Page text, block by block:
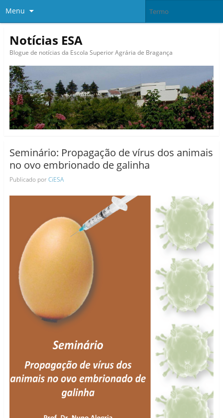
Menu
Notícias ESA
Blogue de notícias da Escola Superior Agrária de Bragança
Seminário: Propagação de vírus dos animais
no ovo embrionado de galinha
Publicado porCiESA